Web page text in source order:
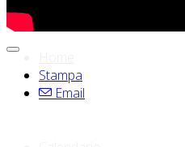
Stampa
Email